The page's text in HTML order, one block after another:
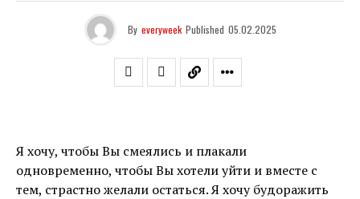
By everyweek Published 05.02.2025
Я хочу, чтобы Вы смеялись и плакали
одновременно, чтобы Вы хотели уйти и вместе с
тем, страстно желали остаться. Я хочу будоражить